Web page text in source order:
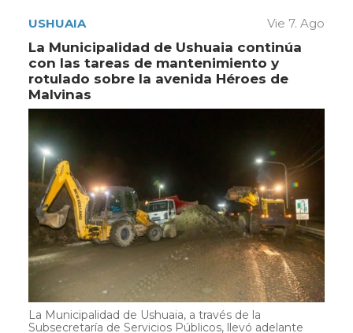
USHUAIA Vie 7. Ago
La Municipalidad de Ushuaia continúa
con las tareas de mantenimiento y
rotulado sobre la avenida Héroes de
Malvinas
La Municipalidad de Ushuaia, a través de la
Subsecretaría de Servicios Públicos, llevó adelante